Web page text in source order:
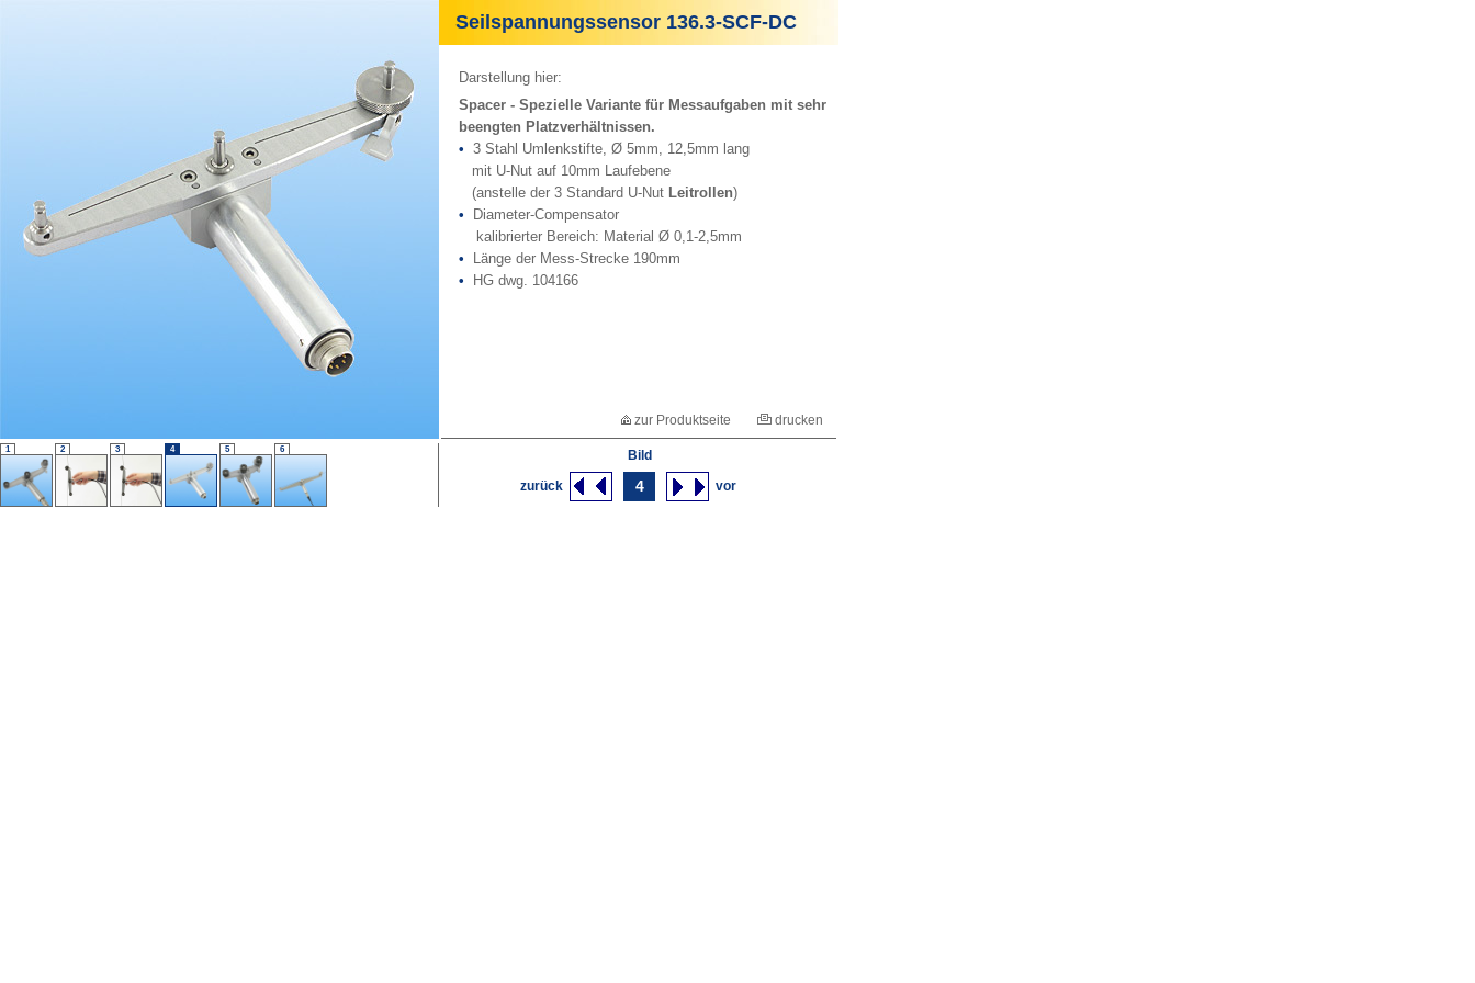
Seilspannungssensor 136.3-SCF-DC
Darstellung hier:
Spacer - Spezielle Variante für Messaufgaben mit sehr
beengten Platzverhältnissen.
• 3 Stahl Umlenkstifte, Ø 5mm, 12,5mm lang
mit U-Nut auf 10mm Laufebene
(anstelle der 3 Standard U-Nut Leitrollen)
• Diameter-Compensator
kalibrierter Bereich: Material Ø 0,1-2,5mm
• Länge der Mess-Strecke 190mm
• HG dwg. 104166
zur Produktseite drucken
1 2 3 4 5 6
Bild
zurück
4 vor